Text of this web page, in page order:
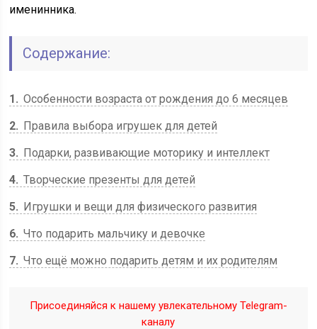
именинника.
Содержание:
1
Особенности возраста от рождения до 6 месяцев
2
Правила выбора игрушек для детей
3
Подарки, развивающие моторику и интеллект
4 Творческие презенты для детей
5
Игрушки и вещи для физического развития
6 Что подарить мальчику и девочке
7 Что ещё можно подарить детям и их родителям
Присоединяйся к нашему увлекательному Telegram-
каналу